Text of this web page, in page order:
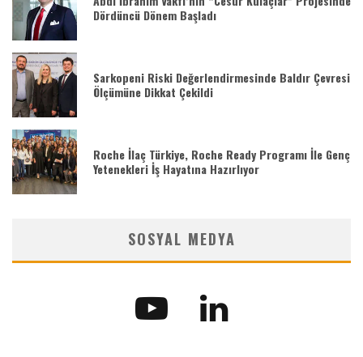
Dördüncü Dönem Başladı
Sarkopeni Riski Değerlendirmesinde Baldır Çevresi
Ölçümüne Dikkat Çekildi
Roche İlaç Türkiye, Roche Ready Programı İle Genç
Yetenekleri İş Hayatına Hazırlıyor
SOSYAL MEDYA